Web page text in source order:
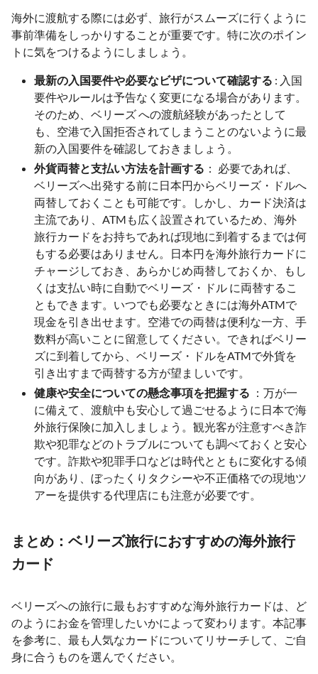
海外に渡航する際には必ず、旅行がスムーズに行くように
事前準備をしっかりすることが重要です。特に次のポイン
トに気をつけるようにしましょう。
最新の入国要件や必要なビザについて確認する : 入国
要件やルールは予告なく変更になる場合があります。
そのため、ベリーズ への渡航経験があったとして
も、空港で入国拒否されてしまうことのないように最
新の入国要件を確認しておきましょう。
外貨両替と支払い方法を計画する ： 必要であれば、
ベリーズへ出発する前に日本円からベリーズ・ドルへ
両替しておくことも可能です。しかし、カード決済は
主流であり、ATMも広く設置されているため、海外
旅行カードをお持ちであれば現地に到着するまでは何
もする必要はありません。日本円を海外旅行カードに
チャージしておき、あらかじめ両替しておくか、もし
くは支払い時に自動でベリーズ・ドル に両替するこ
ともできます。いつでも必要なときには海外ATMで
現金を引き出せます。空港での両替は便利な一方、手
数料が高いことに留意してください。できればベリー
ズに到着してから、ベリーズ・ドルをATMで外貨を
引き出すまで両替する方が望ましいです。
健康や安全についての懸念事項を把握する ：万が一
に備えて、渡航中も安心して過ごせるように日本で海
外旅行保険に加入しましょう。観光客が注意すべき詐
欺や犯罪などのトラブルについても調べておくと安心
です。詐欺や犯罪手口などは時代とともに変化する傾
向があり、ぼったくりタクシーや不正価格での現地ツ
アーを提供する代理店にも注意が必要です。
まとめ：ベリーズ旅行におすすめの海外旅行
カード
ベリーズへの旅行に最もおすすめな海外旅行カードは、ど
のようにお金を管理したいかによって変わります。本記事
を参考に、最も人気なカードについてリサーチして、ご自
身に合うものを選んでください。